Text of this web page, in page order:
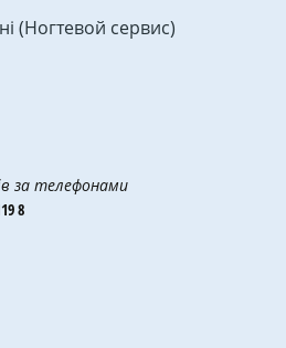
(Ногтевой сервис)
за телефонами
8